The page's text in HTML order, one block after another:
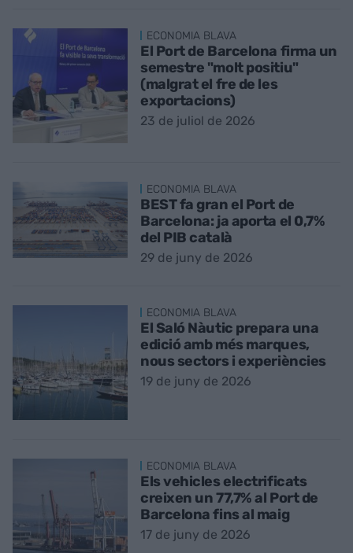
ECONOMIA BLAVA
El Port de Barcelona firma un
semestre "molt positiu"
(malgrat el fre de les
exportacions)
23 de juliol de 2026
ECONOMIA BLAVA
BEST fa gran el Port de
Barcelona: ja aporta el 0,7%
del PIB català
29 de juny de 2026
ECONOMIA BLAVA
El Saló Nàutic prepara una
edició amb més marques,
nous sectors i experiències
19 de juny de 2026
ECONOMIA BLAVA
Els vehicles electrificats
creixen un 77,7% al Port de
Barcelona fins al maig
17 de juny de 2026